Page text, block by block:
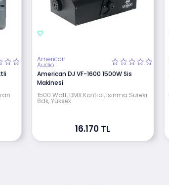
American
Audio
American DJ VF-1600 1500W Sis
Makinesi
1500 Watt, DMX Kontrol, Isınma Süresi
8dk, Yüksek
16.170 TL